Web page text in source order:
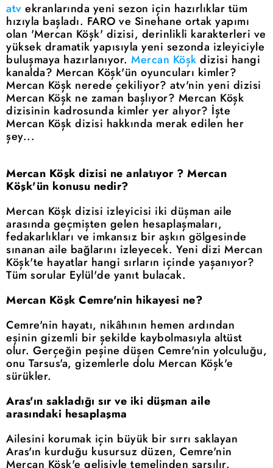
atv ekranlarında yeni sezon için hazırlıklar tüm
hızıyla başladı. FARO ve Sinehane ortak yapımı
olan 'Mercan Köşk' dizisi, derinlikli karakterleri ve
yüksek dramatik yapısıyla yeni sezonda izleyiciyle
buluşmaya hazırlanıyor. Mercan Köşk dizisi hangi
kanalda? Mercan Köşk'ün oyuncuları kimler?
Mercan Köşk nerede çekiliyor? atv'nin yeni dizisi
Mercan Köşk ne zaman başlıyor? Mercan Köşk
dizisinin kadrosunda kimler yer alıyor? İşte
Mercan Köşk dizisi hakkında merak edilen her
şey...
Mercan Köşk dizisi ne anlatıyor ? Mercan
Köşk'ün konusu nedir?
Mercan Köşk dizisi izleyicisi iki düşman aile
arasında geçmişten gelen hesaplaşmaları,
fedakarlıkları ve imkansız bir aşkın gölgesinde
sınanan aile bağlarını izleyecek. Yeni dizi Mercan
Köşk'te hayatlar hangi sırların içinde yaşanıyor?
Tüm sorular Eylül'de yanıt bulacak.
Mercan Köşk Cemre'nin hikayesi ne?
Cemre'nin hayatı, nikâhının hemen ardından
eşinin gizemli bir şekilde kaybolmasıyla altüst
olur. Gerçeğin peşine düşen Cemre'nin yolculuğu,
onu Tarsus'a, gizemlerle dolu Mercan Köşk'e
sürükler.
Aras'ın sakladığı sır ve iki düşman aile
arasındaki hesaplaşma
Ailesini korumak için büyük bir sırrı saklayan
Aras'ın kurduğu kusursuz düzen, Cemre'nin
Mercan Köşk'e gelişiyle temelinden sarsılır.